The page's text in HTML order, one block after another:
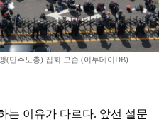
(민주노총) 집회 모습.(이투데이DB)
는 이유가 다르다. 앞선 설문